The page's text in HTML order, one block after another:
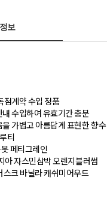
보
점계약 수입 정품
수입하여 유효기간 충분
가볍고 아름답게 표현한 향수
티
페티그레인
아 자스민삼박 오렌지블러썸
스크 바닐라 캐쉬미어우드